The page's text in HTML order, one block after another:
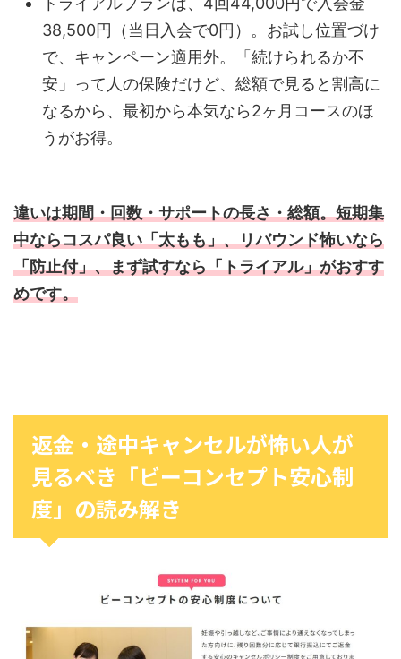
38,500円（当日入会で0円）。お試し位置づけ
で、キャンペーン適用外。「続けられるか不
安」って人の保険だけど、総額で見ると割高に
なるから、最初から本気なら2ヶ月コースのほ
うがお得。
違いは期間・回数・サポートの長さ・総額。短期集
中ならコスパ良い「太もも」、リバウンド怖いなら
「防止付」、まず試すなら「トライアル」がおすす
めです。
返金・途中キャンセルが怖い人が
見るべき「ビーコンセプト安心制
度」の読み解き